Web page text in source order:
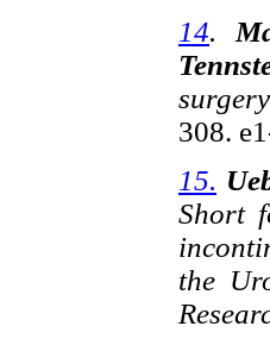
14.
308.
15.
Short
the